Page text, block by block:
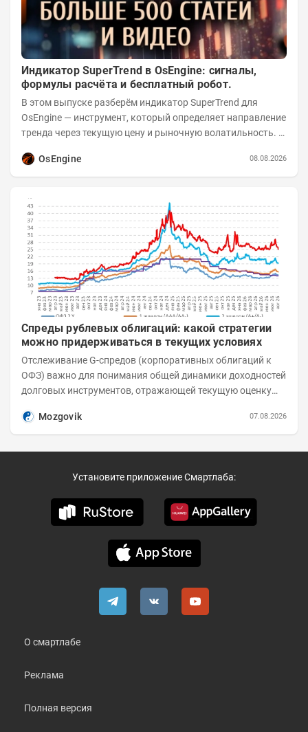
Индикатор SuperTrend в OsEngine: сигналы,
формулы расчёта и бесплатный робот.
В этом выпуске разберём индикатор SuperTrend для
OsEngine — инструмент, который определяет направление
тренда через текущую цену и рыночную волатильность. В
OsEngine
08.08.2026
Спреды рублевых облигаций: какой стратегии
можно придерживаться в текущих условиях
Отслеживание G-спредов (корпоративных облигаций к
ОФЗ) важно для понимания общей динамики доходностей
долговых инструментов, отражающей текущую оценку
Mozgovik
07.08.2026
Установите приложение Смартлаба:
О смартлабе
Реклама
Полная версия